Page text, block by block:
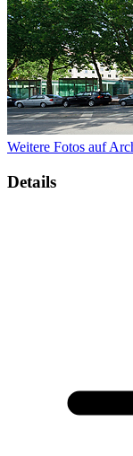
Weitere Fotos auf
Details